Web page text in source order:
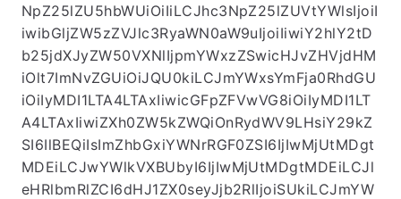
NpZ25lZU5hbWUiOiIiLCJhc3NpZ25lZUVtYWlsIjoiI
iwibGljZW5zZVJlc3RyaWN0aW9uIjoiIiwiY2hlY2tD
b25jdXJyZW50VXNlIjpmYWxzZSwicHJvZHVjdHM
iOlt7ImNvZGUiOiJQU0kiLCJmYWxsYmFja0RhdGU
iOiIyMDI1LTA4LTAxIiwicGFpZFVwVG8iOiIyMDI1LT
A4LTAxIiwiZXh0ZW5kZWQiOnRydWV9LHsiY29kZ
SI6IlBEQiIsImZhbGxiYWNrRGF0ZSI6IjIwMjUtMDgt
MDEiLCJwYWlkVXBUbyI6IjIwMjUtMDgtMDEiLCJl
eHRlbmRlZCI6dHJ1ZX0seyJjb2RlIjoiSUkiLCJmYW